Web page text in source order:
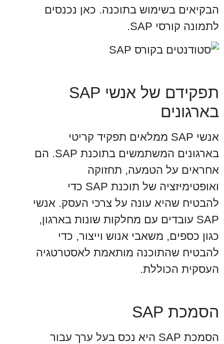
הבקיאים בשימוש בתוכנה. כאן נכנסים
לתמונה קורסי SAP.
תפקידם של אנשי SAP
בארגונים
אנשי SAP ממלאים תפקיד קריטי
בארגונים המשתמשים בתוכנת SAP. הם
אחראים על הטמעה, תחזוקה
ואופטימיזציה של תוכנת SAP כדי
להבטיח שהיא עונה על צרכי העסק. אנשי
SAP עובדים עם מחלקות שונות בארגון,
כגון כספים, משאבי אנוש וייצור, כדי
להבטיח שהתוכנה מותאמת לאסטרטגיה
העסקית הכוללת.
הסמכת SAP
הסמכת SAP היא נכס בעל ערך עבור